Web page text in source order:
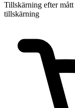
Tillskärning efter mått
tillskärning